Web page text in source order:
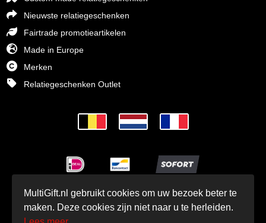
Nieuwste relatiegeschenken
Fairtrade promotieartikelen
Made in Europe
Merken
Relatiegeschenken Outlet
© MultiGift Relatiegeschenken BV 1993 - 2026
MultiGift.nl gebruikt cookies om uw bezoek beter te
maken. Deze cookies zijn niet naar u te herleiden.